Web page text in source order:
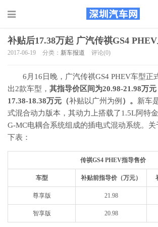
补贴后17.38万起 广汽传祺GS4
2017-06-19 分类： 新车报道 评论(0)
6月16日晚，广汽传祺GS4 PHEV车型正
出2款车型， 其指导价区间为20.98-21.98万
17.38-18.38万元（补贴以广州为例 ）。 新车
式混合动力版本，其动力上搭载了1.5L阿特
G-MC电耦合系统组成的插电式混动系统。
下表：
传祺GS4 PHEV指导售价
车型 补贴前指导价（万元）
尊享版 21.98
智享版 20.98